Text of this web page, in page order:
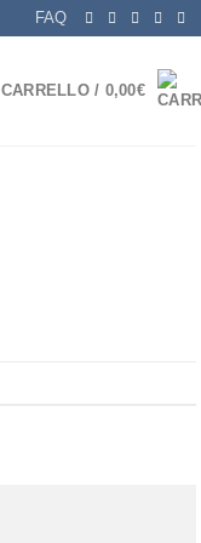
FAQ
CARRELLO / 0,00€